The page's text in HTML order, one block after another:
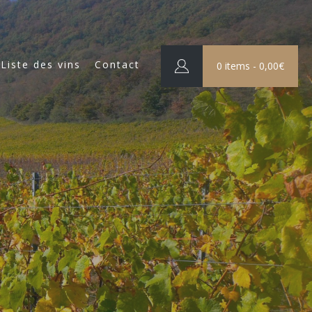
0 items - 0,00€
Liste des vins Contact